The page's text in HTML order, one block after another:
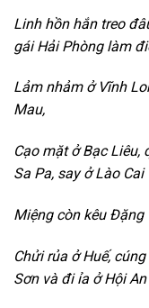
Linh hồn hắn treo
gái Hải Phòng làm
Lảm nhảm ở Vĩnh
Mau,
Cạo mặt ở Bạc Liêu,
Sa Pa, say ở Lào Cai
Miệng còn kêu Đặng
Chửi rủa ở Huế,
Sơn và đi ỉa ở Hội An